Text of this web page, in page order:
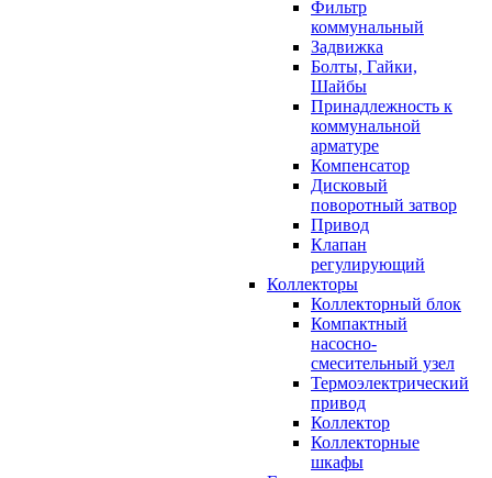
Фильтр
коммунальный
Задвижка
Болты, Гайки,
Шайбы
Принадлежность к
коммунальной
арматуре
Компенсатор
Дисковый
поворотный затвор
Привод
Клапан
регулирующий
Коллекторы
Коллекторный блок
Компактный
насосно-
смесительный узел
Термоэлектрический
привод
Коллектор
Коллекторные
шкафы